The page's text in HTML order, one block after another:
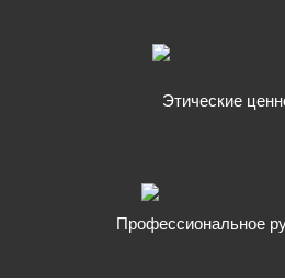
Этические
Профессиональное